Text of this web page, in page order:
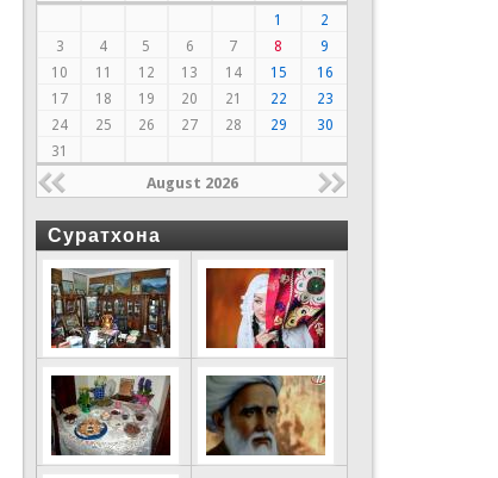
1
2
3
4 5 6 7 8
9
10
11 12 13 14 15
16
17
18 19 20 21 22
23
24
25 26 27 28 29
30
31
August 2026
Суратхона